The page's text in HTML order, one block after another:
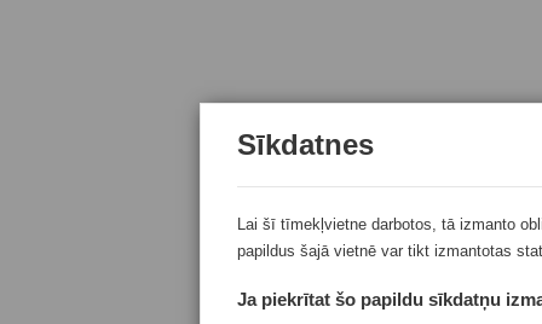
Sīkdatnes
Lai šī tīmekļvietne darbotos, tā izmanto
papildus šajā vietnē var tikt izmantotas
Ja piekrītat šo papildu sīkdatņu